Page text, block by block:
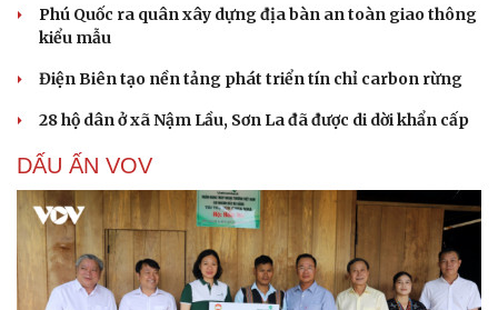
Cải chính
Phú Quốc ra quân xây dựng địa bàn an toàn giao thông
kiểu mẫu
Điện Biên tạo nền tảng phát triển tín chỉ carbon rừng
28 hộ dân ở xã Nậm Lầu, Sơn La đã được di dời khẩn cấp
DẤU ẤN VOV